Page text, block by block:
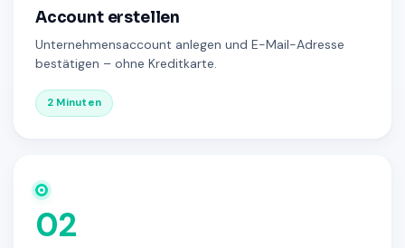
Account erstellen
Unternehmensaccount anlegen und E-Mail-Adresse
bestätigen – ohne Kreditkarte.
2 Minuten
02